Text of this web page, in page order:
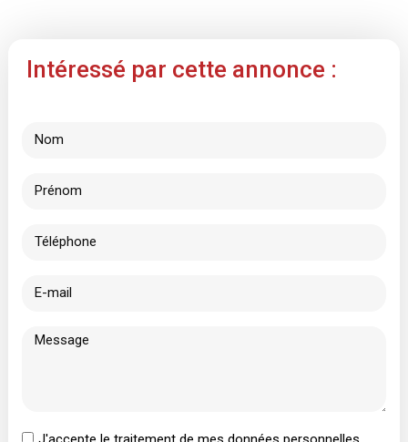
Intéressé par cette annonce :